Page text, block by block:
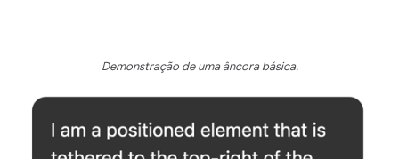
Demonstração de uma âncora básica.